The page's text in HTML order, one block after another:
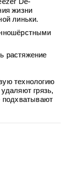
жизни
линьки.
растяжение
технологию
грязь,
подхватывают